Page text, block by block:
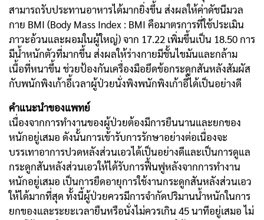
สามารถรับประทานอาหารได้มากยิ่งขึ้น ส่งผลให้ค่าดัชนีมวล
กาย BMI (Body Mass Index : BMI คือมาตรการที่ใช้ประเมิน
ภาวะอ้วนและผอมในผู้ใหญ่) จาก 17.22 เพิ่มขึ้นเป็น 18.50 การ
มีน้ำหนักตัวที่มากขึ้น ส่งผลให้ร่างกายมีชั้นไขมันและกล้าม
เนื้อที่หนาขึ้น ช่วยป้องกันเครื่องมือยึดข้อกระดูกสันหลังสัมผัส
กับพนักพิงเก้าอี้เวลาผู้ป่วยนั่งพิงพนักพิงเก้าอี้ได้เป็นอย่างดี
คำแนะนำของแพทย์
เนื่องจากการทำงานของผู้ป่วยต้องมีการยืนนานและยกของ
หนักอยู่เสมอ ดังนั้นการเข้ารับการรักษาอย่างต่อเนื่องจะ
บรรเทาอาการปวดหลังส่วนเอวได้เป็นอย่างดีและเป็นการดูแล
กระดูกสันหลังส่วนเอวให้ได้รับการฟื้นฟูหลังจากการทำงาน
หนักอยู่เสมอ เป็นการยืดอายุการใช้งานกระดูกสันหลังส่วนเอว
ให้ได้มากที่สุด ทั้งนี้ผู้ป่วยควรมีการจำกัดปริมานน้ำหนักในการ
ยกของและระยะเวลายืนหรือนั่งไม่ควรเกิน 45 นาทีอยู่เสมอ ไม่